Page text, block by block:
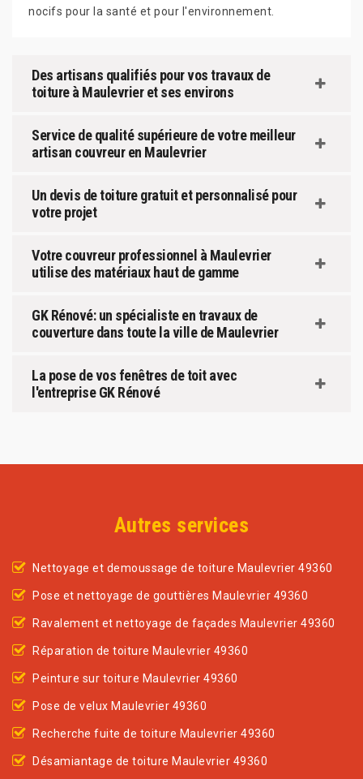
nocifs pour la santé et pour l'environnement.
Des artisans qualifiés pour vos travaux de
toiture à Maulevrier et ses environs
Service de qualité supérieure de votre meilleur
artisan couvreur en Maulevrier
Un devis de toiture gratuit et personnalisé pour
votre projet
Votre couvreur professionnel à Maulevrier
utilise des matériaux haut de gamme
GK Rénové: un spécialiste en travaux de
couverture dans toute la ville de Maulevrier
La pose de vos fenêtres de toit avec
l'entreprise GK Rénové
Autres services
Nettoyage et demoussage de toiture Maulevrier 49360
Pose et nettoyage de gouttières Maulevrier 49360
Ravalement et nettoyage de façades Maulevrier 49360
Réparation de toiture Maulevrier 49360
Peinture sur toiture Maulevrier 49360
Pose de velux Maulevrier 49360
Recherche fuite de toiture Maulevrier 49360
Désamiantage de toiture Maulevrier 49360